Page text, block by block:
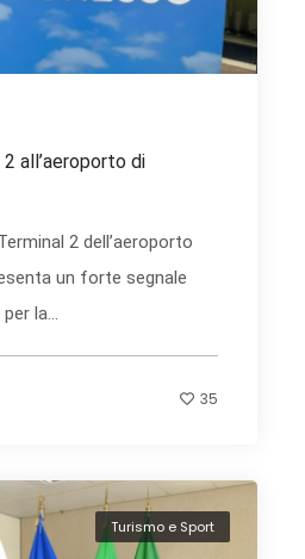
all’aeroporto di
2 dell’aeroporto
un forte segnale
la...
35
Turismo e Sport